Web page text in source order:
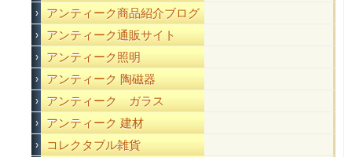
アンティーク商品紹介ブログ
アンティーク通販サイト
アンティーク照明
アンティーク 陶磁器
アンティーク ガラス
アンティーク 建材
コレクタブル雑貨